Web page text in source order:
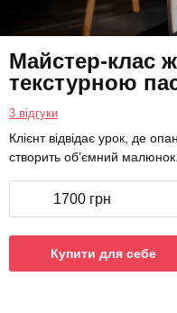
Майстер-клас
текстурною
3 відгуки
Клієнт відвідає урок, де
створить об’ємний малюнок.
1700 грн
Купити для себе